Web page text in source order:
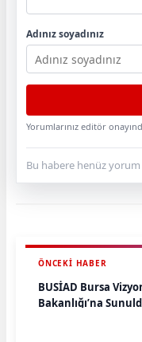
Adınız soyadınız
Yorumlarınız editör
Bu habere henüz yorum
ÖNCEKI HABER
BUSİAD Bursa Vizyonu Belgesi
Bakanlığı’na